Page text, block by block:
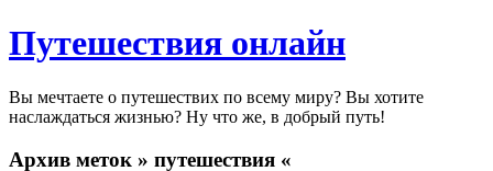
Путешествия онлайн
Вы мечтаете о путешествих по всему миру? Вы хотите
наслаждаться жизнью? Ну что же, в добрый путь!
Архив меток » путешествия «